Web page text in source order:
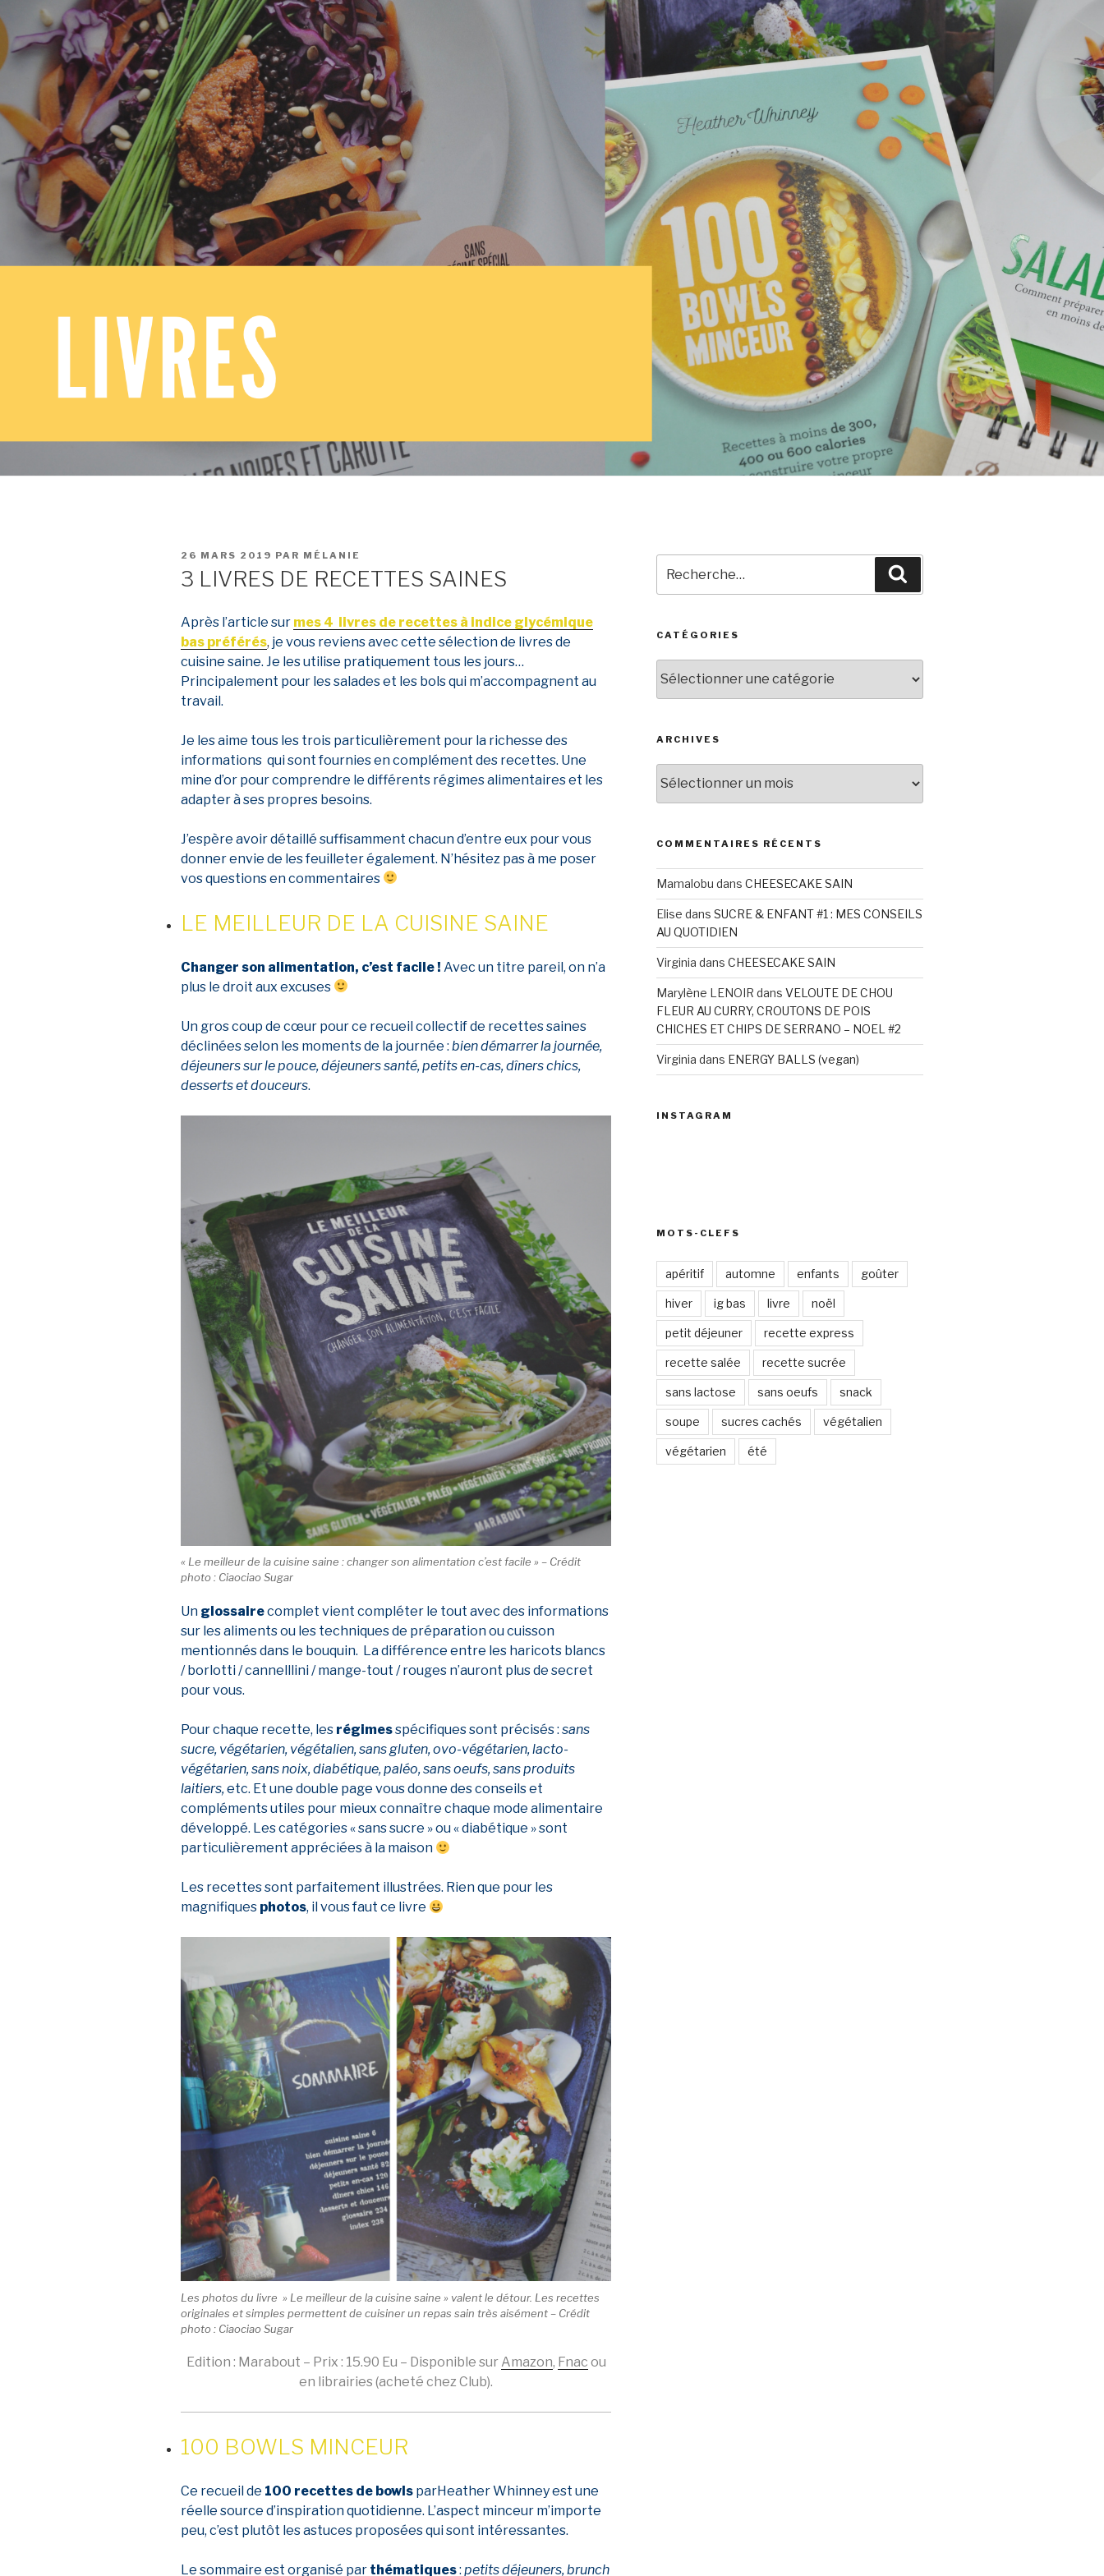
PUBLIÉ
LE
26 MARS 2019 PAR MÉLANIE
3 LIVRES DE RECETTES SAINES
Après l’article sur mes 4 livres de recettes à indice glycémique
bas préférés, je vous reviens avec cette sélection de livres de
cuisine saine. Je les utilise pratiquement tous les jours…
Principalement pour les salades et les bols qui m’accompagnent au
travail.
Je les aime tous les trois particulièrement pour la richesse des
informations qui sont fournies en complément des recettes. Une
mine d’or pour comprendre le différents régimes alimentaires et les
adapter à ses propres besoins.
J’espère avoir détaillé suffisamment chacun d’entre eux pour vous
donner envie de les feuilleter également. N’hésitez pas à me poser
vos questions en commentaires
LE MEILLEUR DE LA CUISINE SAINE
Changer son alimentation, c’est facile ! Avec un titre pareil, on n’a
plus le droit aux excuses
Un gros coup de cœur pour ce recueil collectif de recettes saines
déclinées selon les moments de la journée : bien démarrer la journée,
déjeuners sur le pouce, déjeuners santé, petits en-cas, dîners chics,
desserts et douceurs.
« Le meilleur de la cuisine saine : changer son alimentation c’est facile » – Crédit
photo : Ciaociao Sugar
Un glossairecomplet vient compléter le tout avec des informations
sur les aliments ou les techniques de préparation ou cuisson
mentionnés dans le bouquin. La différence entre les haricots blancs
/ borlotti / cannelllini / mange-tout / rouges n’auront plus de secret
pour vous.
Pour chaque recette, les régimesspécifiques sont précisés : sans
sucre, végétarien, végétalien, sans gluten, ovo-végétarien, lacto-
végétarien, sans noix, diabétique, paléo, sans oeufs, sans produits
laitiers,etc. Et une double page vous donne des conseils et
compléments utiles pour mieux connaître chaque mode alimentaire
développé. Les catégories « sans sucre » ou « diabétique » sont
particulièrement appréciées à la maison
Les recettes sont parfaitement illustrées. Rien que pour les
magnifiques photos, il vous faut ce livre
Les photos du livre » Le meilleur de la cuisine saine » valent le détour. Les recettes
originales et simples permettent de cuisiner un repas sain très aisément – Crédit
photo : Ciaociao Sugar
Edition : Marabout – Prix : 15.90 Eu – Disponible sur Amazon, Fnac ou
en librairies (acheté chez Club).
100 BOWLS MINCEUR
Ce recueil de 100 recettes de bowls parHeather Whinneyest une
réelle source d’inspiration quotidienne. L’aspect minceur m’importe
peu, c’est plutôt les astuces proposées qui sont intéressantes.
Le sommaire est organisé par thématiques: petits déjeuners, brunch
pour
:
CATÉGORIES
ARCHIVES
COMMENTAIRES RÉCENTS
Mamalobu dans CHEESECAKE SAIN
Elise dans SUCRE & ENFANT #1 : MES CONSEILS
AU QUOTIDIEN
Virginia dans CHEESECAKE SAIN
Marylène LENOIR dans VELOUTE DE CHOU
FLEUR AU CURRY, CROUTONS DE POIS
CHICHES ET CHIPS DE SERRANO – NOEL #2
Virginia dans ENERGY BALLS (vegan)
INSTAGRAM
MOTS-CLEFS
apéritif automne enfants goûter
hiver ig bas livre noël
petit déjeuner recette express
recette salée recette sucrée
sans lactose sans oeufs snack
soupe sucres cachés végétalien
végétarien été